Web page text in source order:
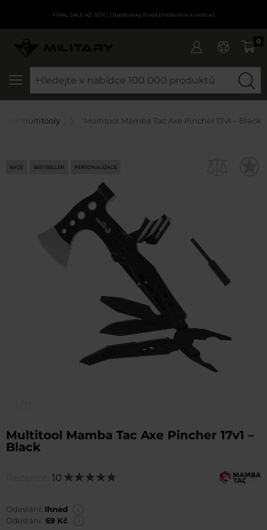
FINAL SALE AŽ -50%| Objednávky ihned předáváme k realizaci
0
Jiné multitooly Multitool Mamba Tac Axe Pincher 17v1 – Black
AKCE BESTSELLER PERSONALIZACE
Multitool Mamba Tac Axe Pincher 17v1 –
Black
10 Hodnocení:
Odeslání: Ihned
Odeslání: 69 Kč